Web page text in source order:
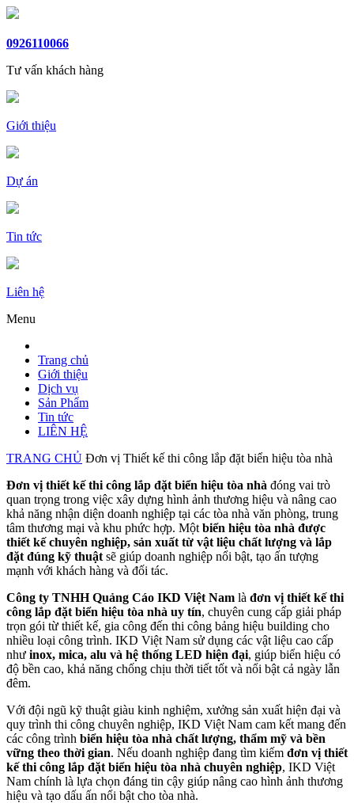
0926110066
Tư vấn khách hàng
Giới thiệu
Dự án
Tin tức
Liên hệ
Menu
Trang chủ
Giới thiệu
Dịch vụ
Sản Phẩm
Tin tức
LIÊN HỆ
TRANG CHỦ Đơn vị Thiết kế thi công lắp đặt biển hiệu tòa nhà
Đơn vị thiết kế thi công lắp đặt biển hiệu tòa nhà đóng vai trò
quan trọng trong việc xây dựng hình ảnh thương hiệu và nâng cao
khả năng nhận diện doanh nghiệp tại các tòa nhà văn phòng, trung
tâm thương mại và khu phức hợp. Một biển hiệu tòa nhà được
thiết kế chuyên nghiệp, sản xuất từ vật liệu chất lượng và lắp
đặt đúng kỹ thuật sẽ giúp doanh nghiệp nổi bật, tạo ấn tượng
mạnh với khách hàng và đối tác.
Công ty TNHH Quảng Cáo IKD Việt Nam là đơn vị thiết kế thi
công lắp đặt biển hiệu tòa nhà uy tín, chuyên cung cấp giải pháp
trọn gói từ thiết kế, gia công đến thi công bảng hiệu building cho
nhiều loại công trình. IKD Việt Nam sử dụng các vật liệu cao cấp
như inox, mica, alu và hệ thống LED hiện đại, giúp biển hiệu có
độ bền cao, khả năng chống chịu thời tiết tốt và nổi bật cả ngày lẫn
đêm.
Với đội ngũ kỹ thuật giàu kinh nghiệm, xưởng sản xuất hiện đại và
quy trình thi công chuyên nghiệp, IKD Việt Nam cam kết mang đến
các công trình biển hiệu tòa nhà chất lượng, thẩm mỹ và bền
vững theo thời gian. Nếu doanh nghiệp đang tìm kiếm đơn vị thiết
kế thi công lắp đặt biển hiệu tòa nhà chuyên nghiệp, IKD Việt
Nam chính là lựa chọn đáng tin cậy giúp nâng cao hình ảnh thương
hiệu và tạo dấu ấn nổi bật cho tòa nhà.